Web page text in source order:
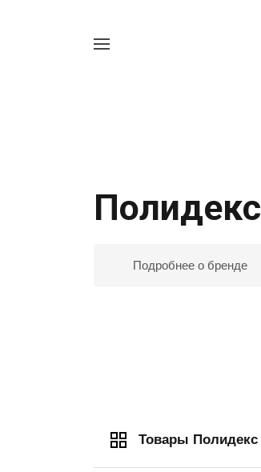
Полидекс
Подробнее о бренде
Товары Полидекс